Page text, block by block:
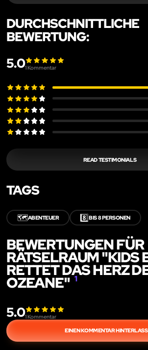
DURCHSCHNITTLICHE
BEWERTUNG:
5.01Kommentar
READ TESTIMONIALS
TAGS
🗺️ABENTEUER 8️⃣BIS 8 PERSONEN
BEWERTUNGEN FÜR
RÄTSELRAUM "KIDS
RETTET DAS HERZ
OZEANE"1
5.01Kommentar
EINEN KOMMENTAR